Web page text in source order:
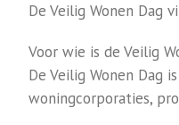
De Veilig Wonen Dag
Voor wie is de Veilig
De Veilig Wonen Dag
woningcorporaties,